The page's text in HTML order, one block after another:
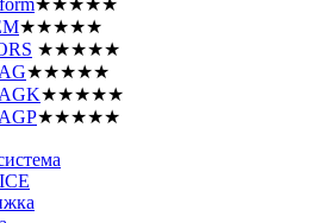
★★★★★
★★★★★
★★★★★
★★★★★
★★★★★